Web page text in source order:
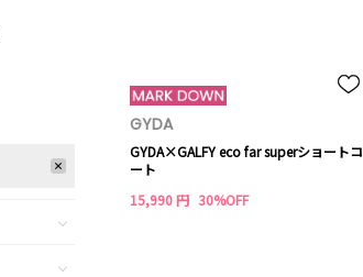
GYDA
GYDA×GALFY eco far superショートコ
ート
15,990 円 30%OFF